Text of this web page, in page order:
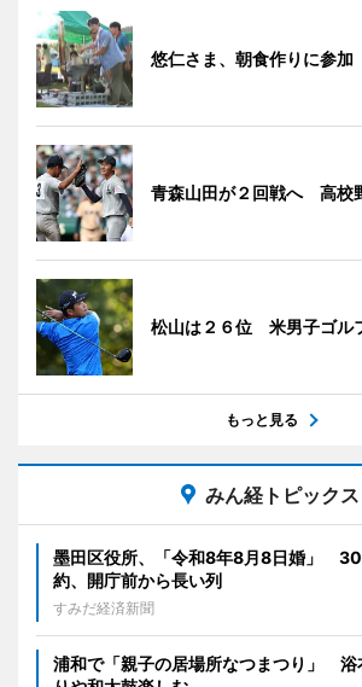
悠仁さま、朝食作りに参加
青森山田が２回戦へ 高校
松山は２６位 米男子ゴル
もっと見る
みん経トピックス
墨田区役所、「令和8年8月8日婚」
約、開庁前から長い列
すみだ経済新聞
浦和で「親子の居場所なつまつり」 浴